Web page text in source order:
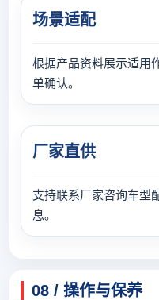
场景适配
根据产品资料展示适用
单确认。
厂家直供
支持联系厂家咨询车型
息。
08 / 操作与保养